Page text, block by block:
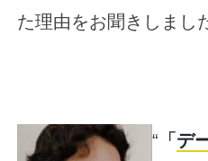
た理由をお聞きしまし
“ 「 デ